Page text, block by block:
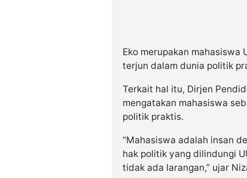
Eko merupakan mahasiswa
terjun dalam dunia politik
Terkait hal itu, Dirjen
mengatakan mahasiswa
politik praktis.
“Mahasiswa adalah insan
hak politik yang dilindungi
tidak ada larangan,” ujar